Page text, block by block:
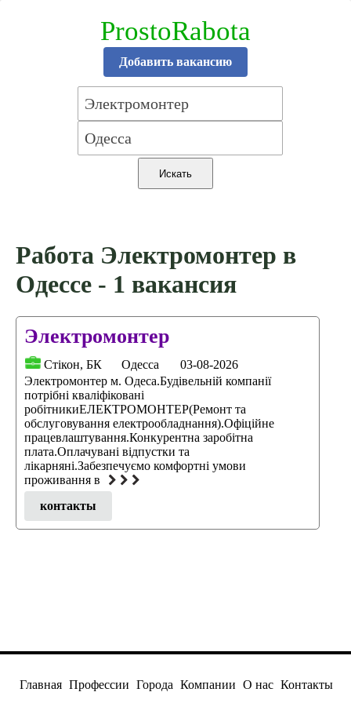
ProstoRabota
Добавить вакансию
Работа Электромонтер в
Одессе - 1 вакансия
Электромонтер
Стікон, БК Одесса
03-08-2026
Электромонтер м. Одеса.Будівельній компанії
потрібні кваліфіковані
робітникиЕЛЕКТРОМОНТЕР(Ремонт та
обслуговування електрообладнання).Офіційне
працевлаштування.Конкурентна заробітна
плата.Оплачувані відпустки та
лікарняні.Забезпечуємо комфортні умови
проживання в
контакты
Главная Профессии Города Компании О нас Контакты